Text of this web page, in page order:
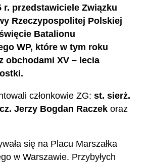
r. przedstawiciele Związku
Rzeczypospolitej Polskiej
Batalionu
WP, które w tym roku
obchodami XV – lecia
członkowie ZG: st. sierż.
Jerzy Bogdan Raczekoraz
się na Placu Marszałka
w Warszawie. Przybyłych